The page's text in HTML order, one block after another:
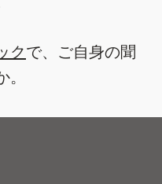
クで、ご自身の聞